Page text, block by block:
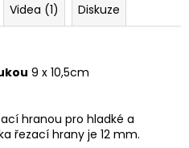
Videa (1) Diskuze
9 x 10,5cm
hranou pro hladké a
řezací hrany je 12 mm.